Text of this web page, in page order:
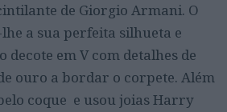
de Giorgio Armani. O
a sua perfeita silhueta e
em V com detalhes de
ouro a bordar o corpete. Além
coque e usou joias Harry